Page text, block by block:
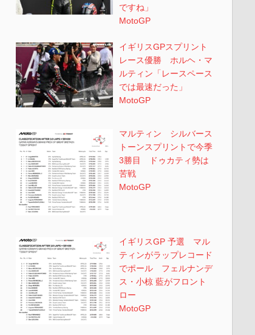
ですね」
MotoGP
イギリスGPスプリント
レース優勝 ホルヘ・マ
ルティン「レースペース
では最速だった」
MotoGP
マルティン シルバース
トーンスプリントで今季
3勝目 ドゥカティ勢は
苦戦
MotoGP
イギリスGP 予選 マル
ティンがラップレコード
でポール フェルナンデ
ス・小椋 藍がフロント
ロー
MotoGP